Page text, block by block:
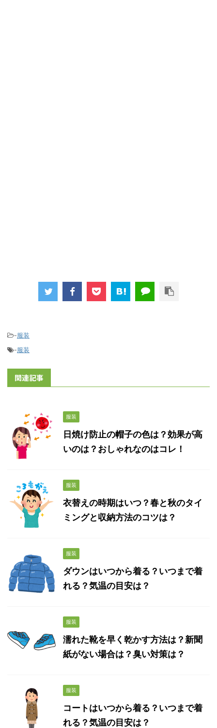
-服装
-服装
関連記事
服装
日焼け防止の帽子の色は？効果が高
いのは？おしゃれなのはコレ！
服装
衣替えの時期はいつ？春と秋のタイ
ミングと収納方法のコツは？
服装
ダウンはいつから着る？いつまで着
れる？気温の目安は？
服装
濡れた靴を早く乾かす方法は？新聞
紙がない場合は？臭い対策は？
服装
コートはいつから着る？いつまで着
れる？気温の目安は？